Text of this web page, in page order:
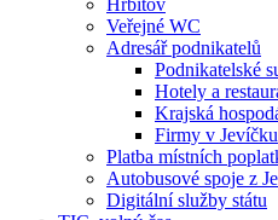
Hřbitov
Veřejné WC
Adresář podnikatelů
Podnikatelské
Hotely a
Krajská
Firmy v Jevíčku
Platba místních
Autobusové spoje z
Digitální služby státu